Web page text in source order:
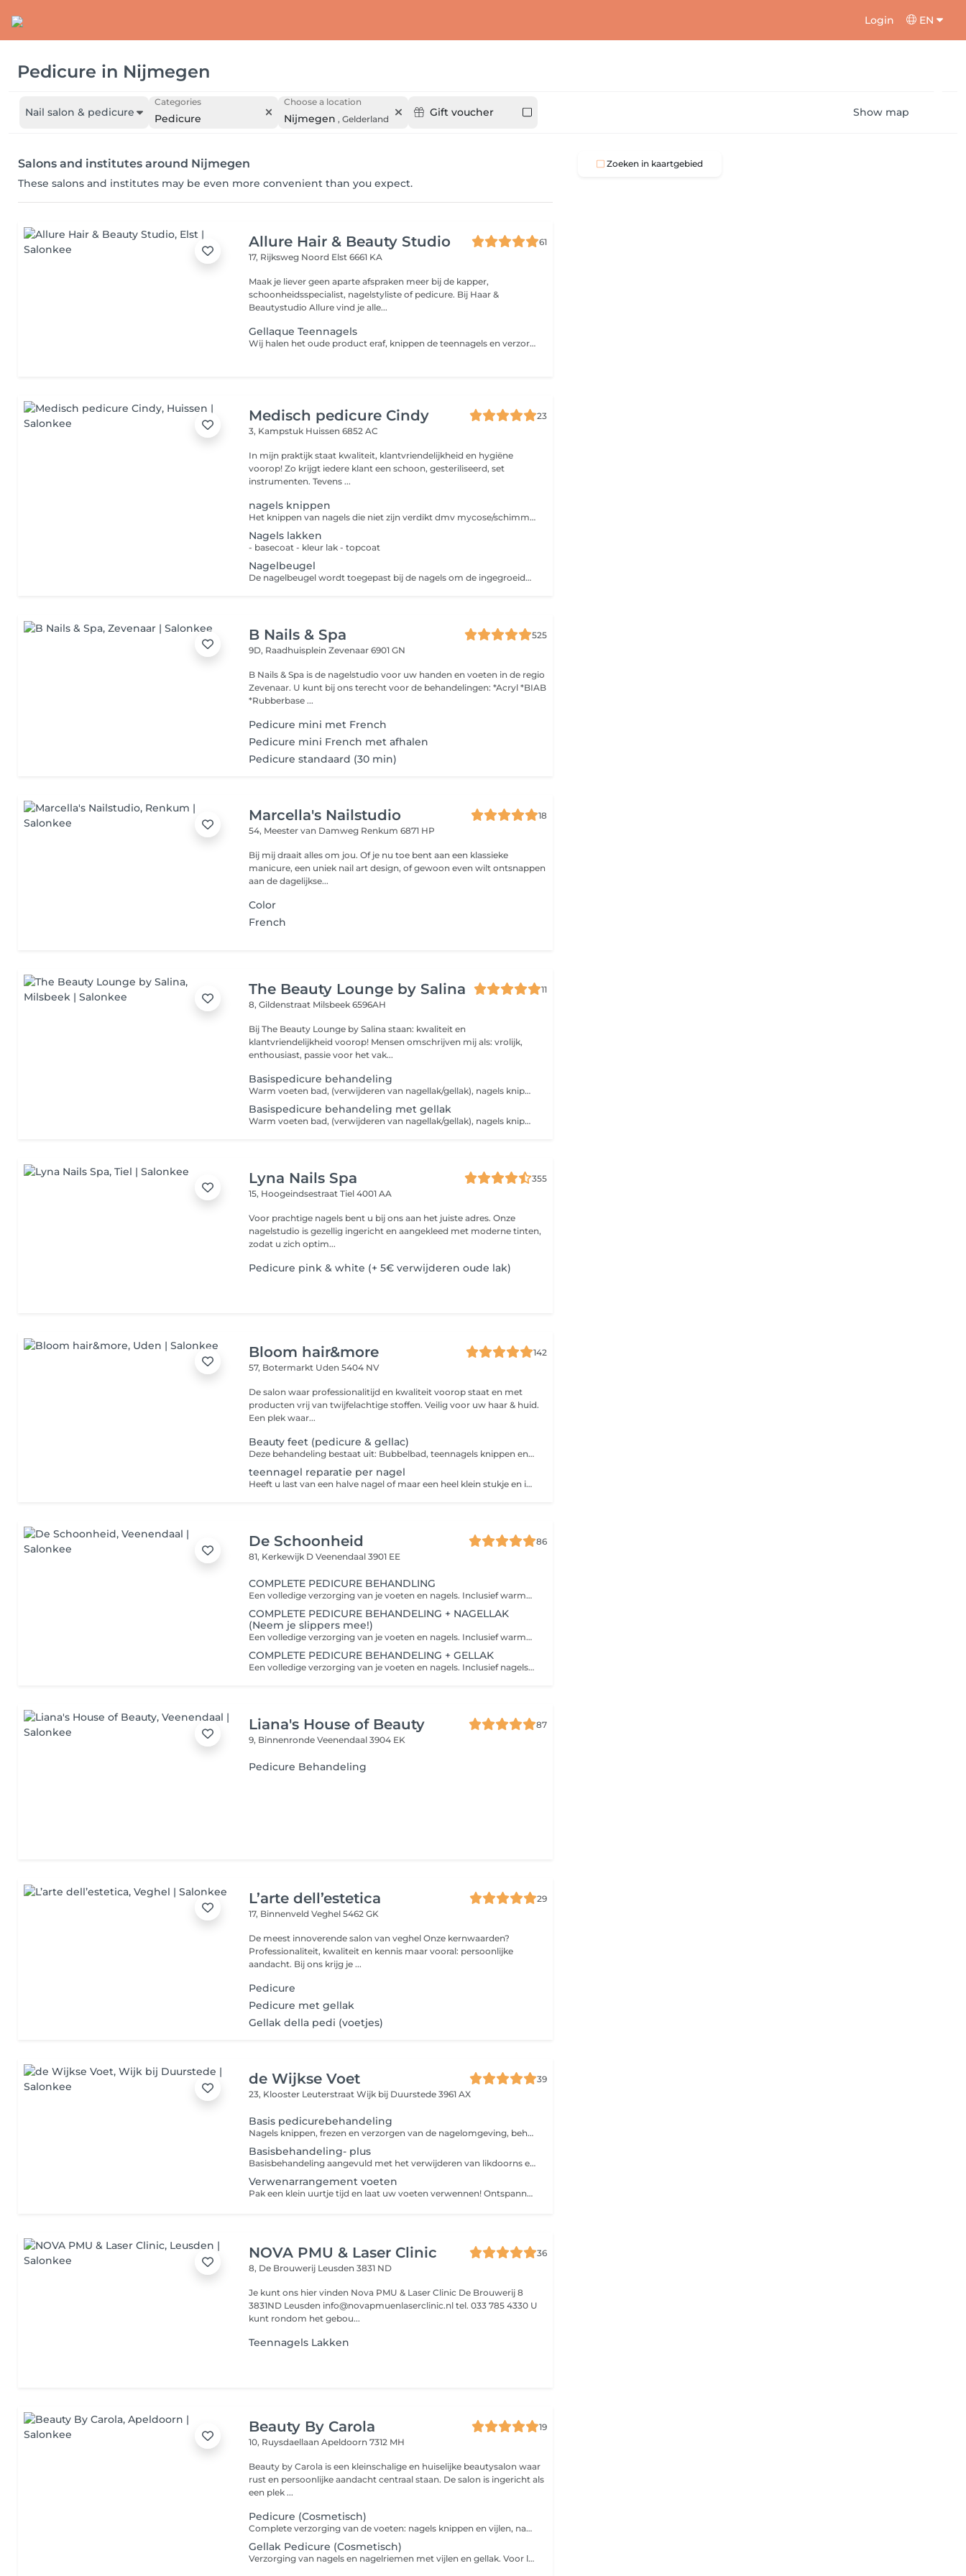
Login EN
Pedicure in Nijmegen
Nail salon & pedicure
Categories
Pedicure
Choose a location
Nijmegen , Gelderland
Gift voucher Show map
Salons and institutes around Nijmegen
These salons and institutes may be even more convenient than you expect.
Allure Hair & Beauty Studio
61
17, Rijksweg Noord Elst 6661 KA
Maak je liever geen aparte afspraken meer bij de kapper,
schoonheidsspecialist, nagelstyliste of pedicure. Bij Haar &
Beautystudio Allure vind je alle...
Gellaque Teennagels
Wij halen het oude product eraf, knippen de teennagels en verzorgen de nagelriem omgeving. Vervolgens brengen wij weer een gellaque aan. Je kan kiezen uit meer dat 100 kleuren!
Medisch pedicure Cindy
23
3, Kampstuk Huissen 6852 AC
In mijn praktijk staat kwaliteit, klantvriendelijkheid en hygiëne
voorop! Zo krijgt iedere klant een schoon, gesteriliseerd, set
instrumenten. Tevens ...
nagels knippen
Het knippen van nagels die niet zijn verdikt dmv mycose/schimmel
Nagels lakken
- basecoat - kleur lak - topcoat
Nagelbeugel
De nagelbeugel wordt toegepast bij de nagels om de ingegroeide nagel uit de huid te begeleiden en te verhelpen of om ingroei te voorkomen.
B Nails & Spa
525
9D, RaadhuispleinZevenaar 6901 GN
B Nails & Spa is de nagelstudio voor uw handen en voeten in de regio
Zevenaar. U kunt bij ons terecht voor de behandelingen: *Acryl *BIAB
*Rubberbase ...
Pedicure mini met French
Pedicure mini French met afhalen
Pedicure standaard (30 min)
Marcella's Nailstudio
18
54, Meester van Damweg Renkum 6871 HP
Bij mij draait alles om jou. Of je nu toe bent aan een klassieke
manicure, een uniek nail art design, of gewoon even wilt ontsnappen
aan de dagelijkse...
Color
French
The Beauty Lounge by Salina
11
8, Gildenstraat Milsbeek 6596AH
Bij The Beauty Lounge by Salina staan: kwaliteit en
klantvriendelijkheid voorop! Mensen omschrijven mij als: vrolijk,
enthousiast, passie voor het vak...
Basispedicure behandeling
Warm voeten bad, (verwijderen van nagellak/gellak), nagels knippen, nagels in model vijlen, verzorgen van de nagelriemen, het exfoliëren en hydrateren van de voeten en eindigen met een voedende crème.
Basispedicure behandeling met gellak
Warm voeten bad, (verwijderen van nagellak/gellak), nagels knippen, nagels in model vijlen, verzorgen van de nagelriemen, het exfoliëren en hydrateren van de voeten, een voedende crème en eindigen met een gellak kleur naar keuze.
Lyna Nails Spa
355
15, HoogeindsestraatTiel 4001 AA
Voor prachtige nagels bent u bij ons aan het juiste adres. Onze
nagelstudio is gezellig ingericht en aangekleed met moderne tinten,
zodat u zich optim...
Pedicure pink & white (+ 5€ verwijderen oude lak)
Bloom hair&more
142
57, Botermarkt Uden 5404 NV
De salon waar professionalitijd en kwaliteit voorop staat en met
producten vrij van twijfelachtige stoffen. Veilig voor uw haar & huid.
Een plek waar...
Beauty feet (pedicure & gellac)
Deze behandeling bestaat uit: Bubbelbad, teennagels knippen en vijlen, E-pedicure, nagelriemen schoonmaken en verzorgen, eelt verwijderen, voetenscrub, gellac(teennagels lakken) , Voetencrème. Kies voor de Luxe variant en geniet van een een extra voetenmasker én massage. Nu ook te boeken zonder gellac(het lakken van de nagels) Let op!!!! Heeft u voetproblemen zoals likdoorns, overmatig eelt en extreem ingegroeide nagels adviseren wij u te gaan een medisch pedicure.
teennagel reparatie per nagel
Heeft u last van een halve nagel of maar een heel klein stukje en is uw nagel niet net als de rest dan kunnen we deze opvullen zodat deze eruit ziet als de rest van uw nagels. Deze behandeling kunt u boeken icm uw gellac of beauty feet behandeling.
De Schoonheid
86
81, Kerkewijk DVeenendaal 3901 EE
COMPLETE PEDICURE BEHANDLING
Een volledige verzorging van je voeten en nagels. Inclusief warme voetenbad, nagels knippen en vijlen, verzorging van nagelriemen en (beperkt eelt/likdoorn verwijdering binnen behandeltijd), voedende crème. Perfect om je voeten zacht, verzorgd en ontspannen te maken.
COMPLETE PEDICURE BEHANDELING + NAGELLAK
(Neem je slippers mee!)
Een volledige verzorging van je voeten en nagels. Inclusief warme voetenbad, nagels knippen en vijlen, verzorging van nagelriemen en (beperkt eelt/likdoorn verwijdering binnen behandeltijd), nagellak op de teennagels, voedende crème. Perfect om je voeten zacht, verzorgd en ontspannen te maken.
COMPLETE PEDICURE BEHANDELING + GELLAK
Een volledige verzorging van je voeten en nagels. Inclusief nagels knippen en vijlen, verzorging van nagelriemen en (beperkt eelt/likdoorn verwijdering binnen behandeltijd), voedende crème. Perfect om je voeten zacht, verzorgd en ontspannen te maken én het aanbrengen van duurzame gellak in jouw favoriete kleur. Perfect voor zachte, verzorgde en stralende voeten die wekenlang mooi blijven.
Liana's House of Beauty
87
9, BinnenrondeVeenendaal 3904 EK
Pedicure Behandeling
L’arte dell’estetica
29
17, BinnenveldVeghel 5462 GK
De meest innoverende salon van veghel Onze kernwaarden?
Professionaliteit, kwaliteit en kennis maar vooral: persoonlijke
aandacht. Bij ons krijg je ...
Pedicure
Pedicure met gellak
Gellak della pedi (voetjes)
de Wijkse Voet
39
23, Klooster LeuterstraatWijk bij Duurstede 3961 AX
Basis pedicurebehandeling
Nagels knippen, frezen en verzorgen van de nagelomgeving, behandelen van ingegroeide nagels of schimmelnagels, eelt verwijderen. Insmeren met voetcreme.
Basisbehandeling- plus
Basisbehandeling aangevuld met het verwijderen van likdoorns en/ of het behandelen van kloven.
Verwenarrangement voeten
Pak een klein uurtje tijd en laat uw voeten verwennen! Ontspannen voetbad, voetscrub, voeten masker, uitgebreide voetmassage.
NOVA PMU & Laser Clinic
36
8, De Brouwerij Leusden 3831 ND
Je kunt ons hier vinden Nova PMU & Laser Clinic De Brouwerij 8
3831ND Leusden info@novapmuenlaserclinic.nl tel. 033 785 4330 U
kunt rondom het gebou...
Teennagels Lakken
Beauty By Carola
19
10, RuysdaellaanApeldoorn 7312 MH
Beauty by Carola is een kleinschalige en huiselijke beautysalon waar
rust en persoonlijke aandacht centraal staan. De salon is ingericht als
een plek ...
Pedicure (Cosmetisch)
Complete verzorging van de voeten: nagels knippen en vijlen, nagelriemverzorging, eelt verwijderen, scrub en verzorgend voetmasker. Maak je pedicureafspraak compleet, door een voetmassage toe te voegen. Let op!! Beauty By Carola is een cosmetische pedicure. Heb je voetklachten zoals kalknagels, voetschimmel(nagel), likdoorns, ingegroeide teennagels, scheurende nagels en overmatig eeltvorming of andere klachten adviseert Beauty By Carola de afspraak te annuleren en naar een professionele pedicure te gaan.
Gellak Pedicure (Cosmetisch)
Verzorging van nagels en nagelriemen met vijlen en gellak. Voor langdurig mooie en verzorgde teennagels. Maak je voetbehandeling helemaal compleet, door niet alleen je nagels een mooie kleur te geven, maar ook je voeten zacht en glad te laten aanvoelen door het verwijderen van eelt. Wil je helemaal goed voor je voeten zorgen, geniet dan ook nog van een heerlijk voetmassage.
Zoeken in kaartgebied